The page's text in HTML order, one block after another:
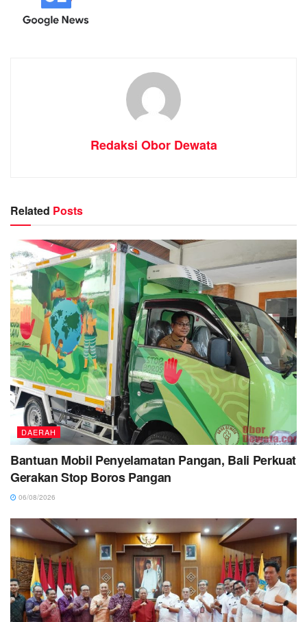
Redaksi Obor Dewata
Related Posts
DAERAH
Bantuan Mobil Penyelamatan Pangan, Bali Perkuat
Gerakan Stop Boros Pangan
06/08/2026